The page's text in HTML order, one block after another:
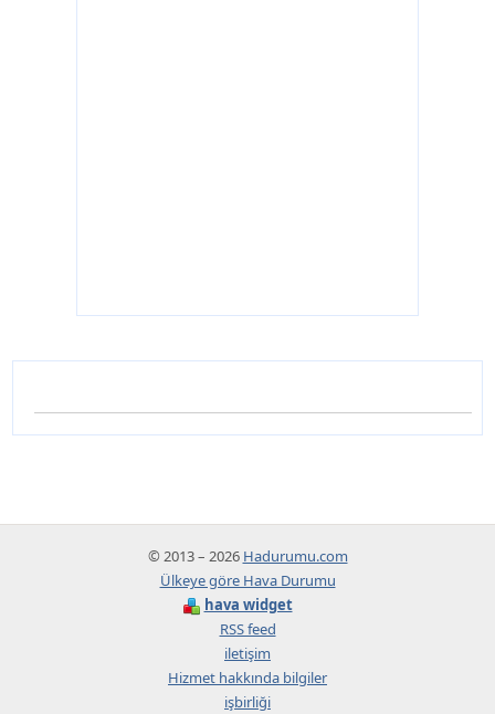
© 2013 – 2026 Hadurumu.com
Ülkeye göre Hava Durumu
hava widget
RSS feed
iletişim
Hizmet hakkında bilgiler
işbirliği